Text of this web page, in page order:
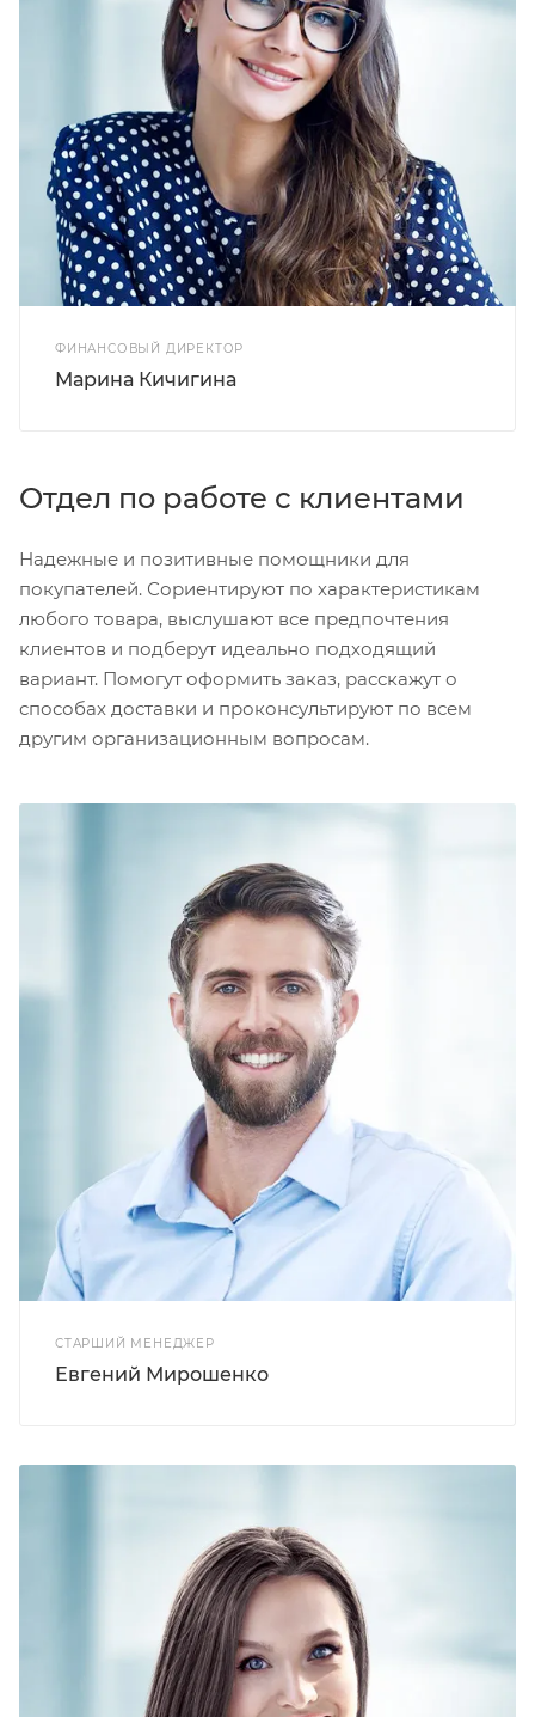
ФИНАНСОВЫЙ ДИРЕКТОР
Марина Кичигина
Отдел по работе с клиентами
Надежные и позитивные помощники для
покупателей. Сориентируют по характеристикам
любого товара, выслушают все предпочтения
клиентов и подберут идеально подходящий
вариант. Помогут оформить заказ, расскажут о
способах доставки и проконсультируют по всем
другим организационным вопросам.
СТАРШИЙ МЕНЕДЖЕР
Евгений Мирошенко